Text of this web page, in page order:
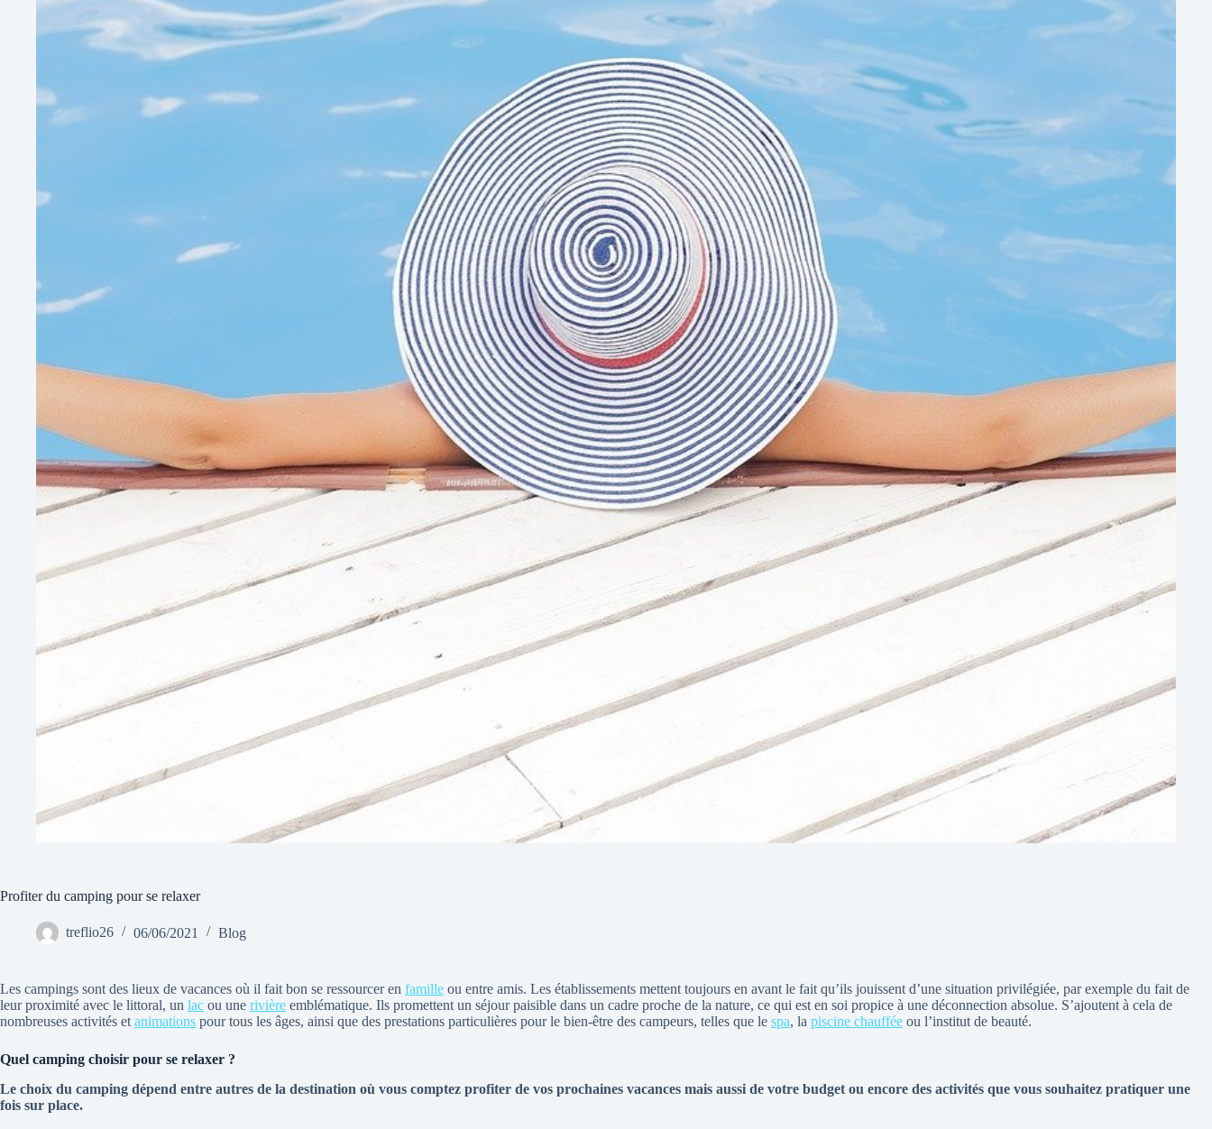
Profiter du camping pour se relaxer
treflio26 06/06/2021 Blog
Les campings sont des lieux de vacances où il fait bon se ressourcer en famille ou entre amis. Les établissements mettent toujours en avant le fait qu’ils jouissent d’une situation privilégiée, par exemple du fait de
leur proximité avec le littoral, un lac ou une rivière emblématique. Ils promettent un séjour paisible dans un cadre proche de la nature, ce qui est en soi propice à une déconnection absolue. S’ajoutent à cela de
nombreuses activités et animations pour tous les âges, ainsi que des prestations particulières pour le bien-être des campeurs, telles que le spa, la piscine chauffée ou l’institut de beauté.
Quel camping choisir pour se relaxer ?
Le choix du camping dépend entre autres de la destination où vous comptez profiter de vos prochaines vacances mais aussi de votre budget ou encore des activités que vous souhaitez pratiquer une
fois sur place.